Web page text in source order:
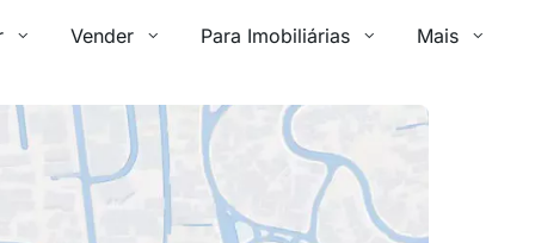
Vender Para Imobiliárias Mais